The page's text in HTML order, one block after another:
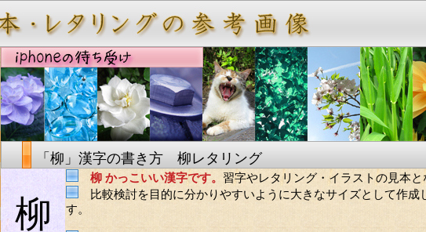
「柳」漢字の書き方 柳レタリング
柳
柳 かっこいい漢字です。 習字やレタリング・イラストの見本
比較検討を目的に分かりやすいように大きなサイズとして作成
す。